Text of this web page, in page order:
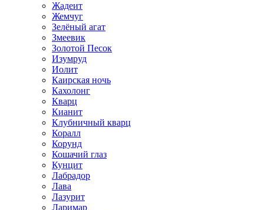
Жадеит
Жемчуг
Зелёный агат
Змеевик
Золотой Песок
Изумруд
Иолит
Каирская ночь
Кахолонг
Кварц
Кианит
Клубничный кварц
Коралл
Корунд
Кошачий глаз
Кунцит
Лабрадор
Лава
Лазурит
Ларимар